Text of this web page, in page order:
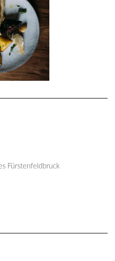
Fürstenfeldbruck